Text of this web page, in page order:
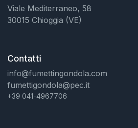
Viale Mediterraneo, 58
30015 Chioggia (VE)
Contatti
info@fumettingondola.com
fumettigondola@pec.it
+39 041-4967706